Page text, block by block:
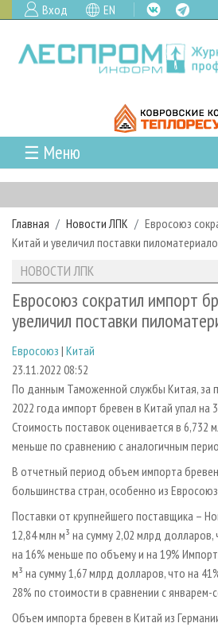
Вход EN
☰ Меню
ГЛАВНАЯ
РУБРИКИ И ТЕМЫ
РУБРИКИ ЖУРНАЛА
ЛЕСОЗАГОТОВКА
ЛЕСОПИЛЕНИЕ
СУШКА ДРЕВЕСИНЫ
ПРОИЗВОДСТВО ДРЕВЕСНЫХ ПЛИТ
ДЕРЕВЯННОЕ ДОМОСТРОЕНИЕ
ПРОИЗВОДСТВО МЕБЕЛИ
БИОЭНЕРГЕТИКА
ЦБП
ИНСТРУМЕНТ И МАТЕРИАЛЫ
НОВОСТИ
НОВОСТИ ЛПК
НОВОСТИ ЖУРНАЛА
ПРОЕКТЫ ЛПИ
АНАЛИТИКА
ПРЕДПРИЯТИЯ ЛПК
ПЕРСОНЫ
МОБИЛЬНЫЕ ВЫСТАВКИ
ОФИЦИАЛЬНЫЕ ДЕЛЕГАЦИИ
ПРИОРИТЕТНЫЕ ИНВЕСТПРОЕКТЫ
RUSSIAN FORESTRY REVIEW
ГАЗЕТА ЛЕСПРОМФОРУМ
БИБЛИОТЕКА СПЕЦИАЛИСТА
АРХИВ ЖУРНАЛОВ
О ЖУРНАЛЕ
ПОДПИСКА
КОНТАКТЫ
РЕКЛАМОДАТЕЛЯМ
РЕКЛАМА
РЕКЛАМА НА САЙТЕ
Главная Новости ЛПК
Евросоюз
Китай и увеличил поставки
НОВОСТИ ЛПК
Евросоюз сократил импорт
увеличил поставки
Евросоюз | Китай
23.11.2022 08:52
По данным Таможенной службы Китая, за
2022 года импорт бревен в Китай упал на
Стоимость поставок оценивается в 6,732
меньше по сравнению с аналогичным
В отчетный период объем импорта бревен
большинства стран, особенно из
Поставки от крупнейшего поставщика –
12,84 млн м³ на сумму 2,02 млрд
на 16% меньше по объему и на 19%
м³ на сумму 1,67 млрд долларов, что на
28% по стоимости в сравнении с январем-
Объем импорта бревен в Китай из